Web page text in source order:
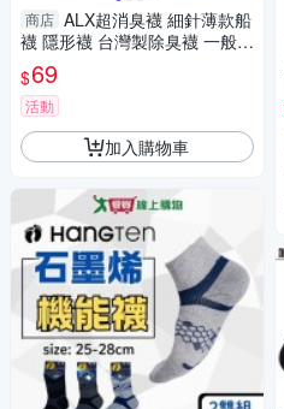
商店 ALX超消臭襪 細針薄款船
襪 隱形襪 台灣製除臭襪 一般尺
寸/加大尺寸【DK大王】
$69
活動
加入購物車